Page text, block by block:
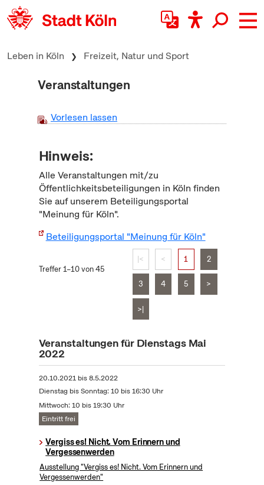
zum Inhalt springen
Leben in Köln Freizeit, Natur und Sport
Veranstaltungen
Vorlesen lassen
Hinweis:
Alle Veranstaltungen mit/zu
Öffentlichkeitsbeteiligungen in Köln finden
Sie auf unserem Beteiligungsportal
"Meinung für Köln".
Beteiligungsportal "Meinung für Köln"
Treffer 1–10 von 45
|< < 1 2
3 4 5 >
>|
Veranstaltungen für Dienstags Mai
2022
20.10.2021bis8.5.2022
Dienstag bis Sonntag: 10 bis 16:30 Uhr
Mittwoch: 10 bis 19:30 Uhr
Eintritt frei
Vergiss es! Nicht. Vom Erinnern und
Vergessenwerden
Ausstellung "Vergiss es! Nicht. Vom Erinnern und
Vergessenwerden"